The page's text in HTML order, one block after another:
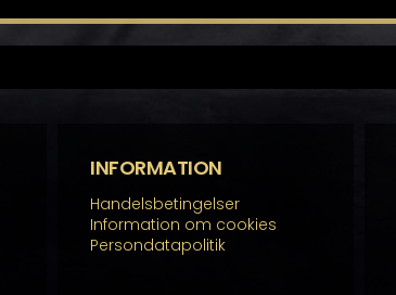
INFORMATION
Handelsbetingelser
Information om cookies
Persondatapolitik